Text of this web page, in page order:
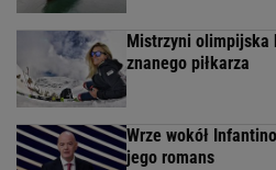
Mistrzyni olimpijska
znanego piłkarza
Wrze wokół
jego romans